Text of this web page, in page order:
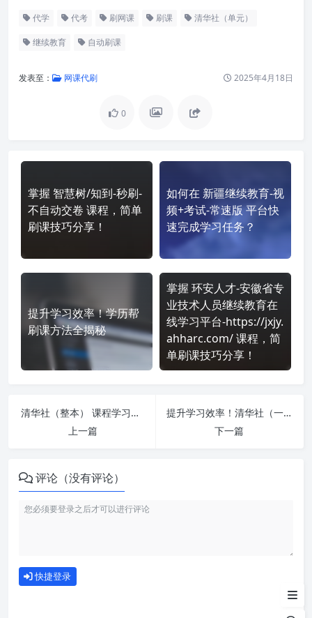
代学 代考 刷网课 刷课 清华社（单元）
继续教育 自动刷课
发表至： 网课代刷 2025年4月18日
0
掌握 智慧树/知到-秒刷-
不自动交卷 课程，简单
刷课技巧分享！
如何在 新疆继续教育-视
频+考试-常速版 平台快
速完成学习任务？
提升学习效率！学历帮
刷课方法全揭秘
掌握 环安人才-安徽省专
业技术人员继续教育在
线学习平台-https://jxjy.
ahharc.com/ 课程，简
单刷课技巧分享！
清华社（整本） 课程学习无压力！教你高效刷题技巧
上一篇
提升学习效率！清华社（一周一单元） 刷课方法全揭秘
下一篇
评论（没有评论）
快捷登录